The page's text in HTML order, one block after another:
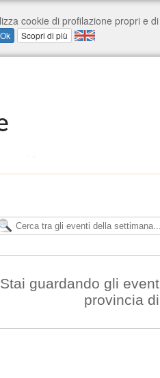
Stai guardando gli
provincia